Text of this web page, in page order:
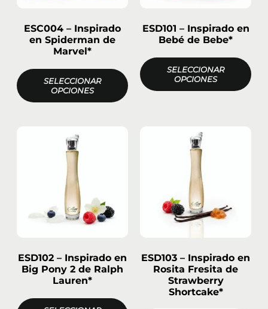
ESC004 – Inspirado
en Spiderman de
Marvel*
SELECCIONAR
OPCIONES
ESD101 – Inspirado en
Bebé de Bebe*
SELECCIONAR
OPCIONES
ESD102 – Inspirado en
Big Pony 2 de Ralph
Lauren*
ESD103 – Inspirado en
Rosita Fresita de
Strawberry
Shortcake*